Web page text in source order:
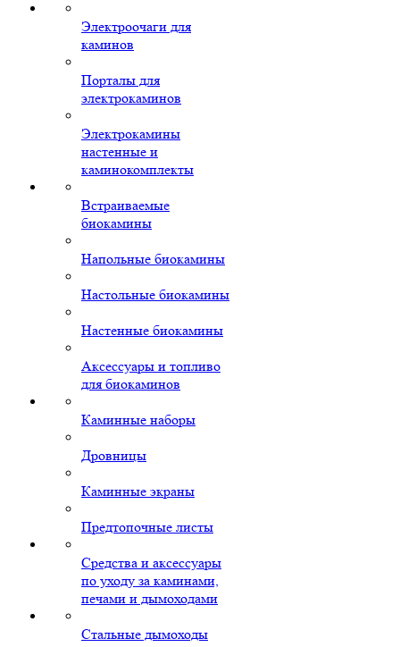
Электроочаги для
каминов
Порталы для
электрокаминов
Электрокамины
настенные и
каминокомплекты
Встраиваемые
биокамины
Напольные биокамины
Настольные биокамины
Настенные биокамины
Аксессуары и топливо
для биокаминов
Каминные наборы
Дровницы
Каминные экраны
Предтопочные листы
Средства и аксессуары
по уходу за каминами,
печами и дымоходами
Стальные дымоходы